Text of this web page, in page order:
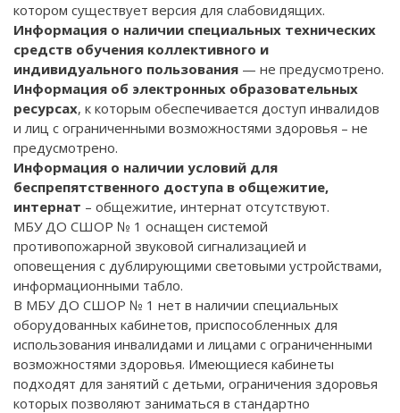
котором существует версия для слабовидящих.
Информация о наличии специальных технических
средств обучения коллективного и
индивидуального пользования — не предусмотрено.
Информация об электронных образовательных
ресурсах, к которым обеспечивается доступ инвалидов
и лиц с ограниченными возможностями здоровья – не
предусмотрено.
Информация о наличии условий для
беспрепятственного доступа в общежитие,
интернат – общежитие, интернат отсутствуют.
МБУ ДО СШОР № 1 оснащен системой
противопожарной звуковой сигнализацией и
оповещения с дублирующими световыми устройствами,
информационными табло.
В МБУ ДО СШОР № 1 нет в наличии специальных
оборудованных кабинетов, приспособленных для
использования инвалидами и лицами с ограниченными
возможностями здоровья. Имеющиеся кабинеты
подходят для занятий с детьми, ограничения здоровья
которых позволяют заниматься в стандартно